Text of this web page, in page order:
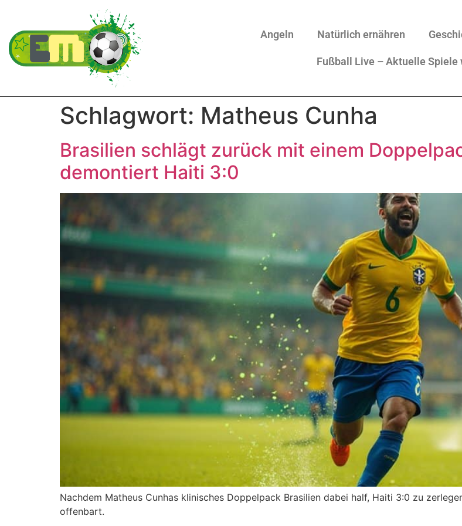
Angeln Natürlich ernähren
Fußball Live – Aktuelle Spiele
Schlagwort: Matheus Cunha
Brasilien schlägt zurück mit einem
demontiert Haiti 3:0
Nachdem Matheus Cunhas klinisches Doppelpack Brasilien dabei half, Haiti 3:0 zu
offenbart.